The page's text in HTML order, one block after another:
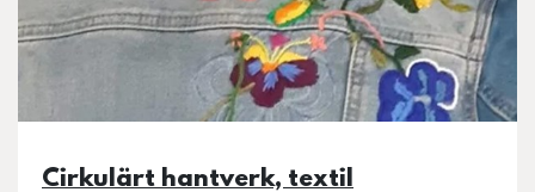
Cirkulärt hantverk, textil